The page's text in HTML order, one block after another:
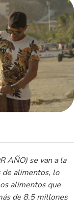
AÑO) se van a la
alimentos, lo
alimentos que
de 8.5 millones